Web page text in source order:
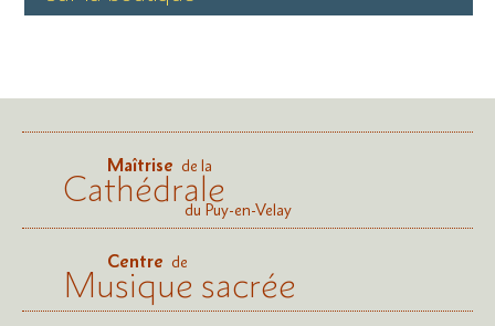
Maîtrise de la
Cathédraledu Puy-en-Velay
Centre de
Musique sacrée